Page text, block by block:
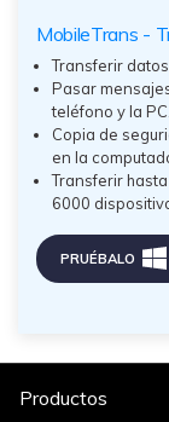
MobileTrans -
Transferir
Pasar
teléfono y la PC.
Copia de
en la
Transferir
6000
PRUÉBALO
Productos